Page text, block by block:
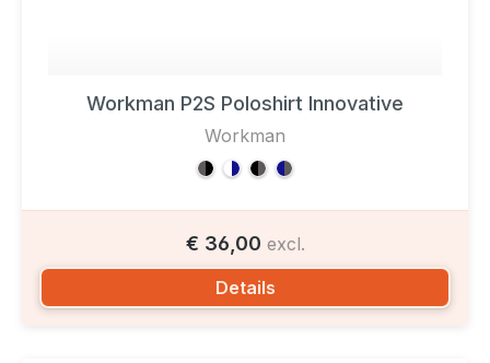
Workman P2S Poloshirt Innovative
Workman
€ 36,00 excl.
Details